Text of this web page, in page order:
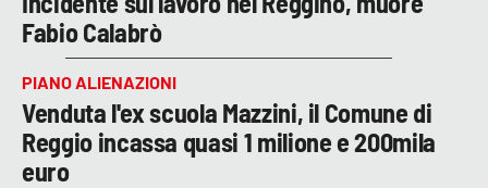
Fabio Calabrò
PIANO ALIENAZIONI
Venduta l'ex scuola Mazzini, il Comune di
Reggio incassa quasi 1 milione e 200mila
euro